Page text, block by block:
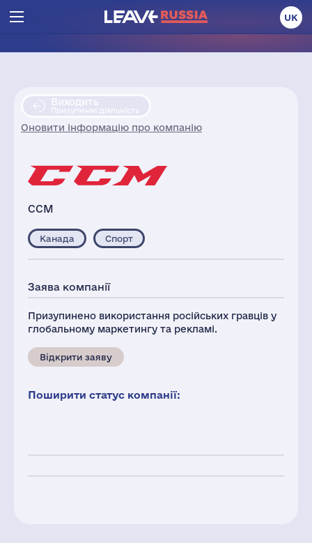
UK
Виходить
Призупиняє діяльність
Оновити інформацію про компанію
CCM
Канада Спорт
Заява компанії
Призупинено використання російських гравців у
глобальному маркетингу та рекламі.
Відкрити заяву
Поширити статус компанії: